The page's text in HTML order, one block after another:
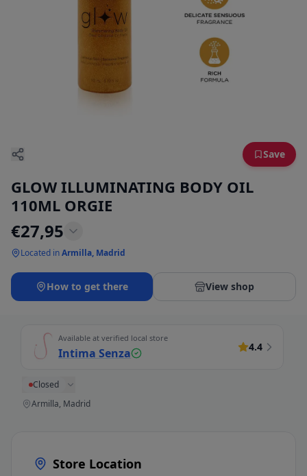
Save
GLOW ILLUMINATING BODY OIL
110ML ORGIE
€27,95
Located inArmilla, Madrid
How to get there View shop
Available at verified local store
Intima Senza 4.4
Closed
Armilla, Madrid
Store Location